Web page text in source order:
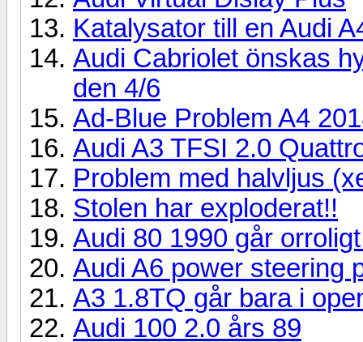
Katalysator till en Audi
Audi Cabriolet önskas
den 4/6
Ad-Blue Problem A4
Audi A3 TFSI 2.0
Problem med halvljus
Stolen har exploderat!!
Audi 80 1990 går
Audi A6 power steering
A3 1.8TQ går bara i
Audi 100 2.0 års 89